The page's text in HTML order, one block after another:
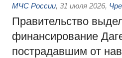
МЧС России, 31 июля 2026,
Правительство
финансирование
пострадавшим от